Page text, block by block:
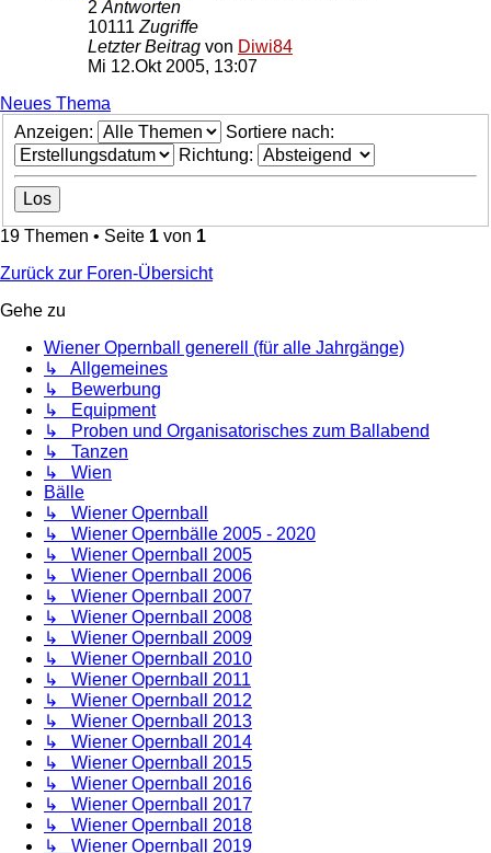
2 Antworten
10111 Zugriffe
Letzter Beitrag von Diwi84
Mi 12.Okt 2005, 13:07
Neues Thema
Anzeigen:
Sortiere nach:
Richtung:
19 Themen • Seite 1 von 1
Zurück zur Foren-Übersicht
Gehe zu
Wiener Opernball generell (für alle Jahrgänge)
↳ Allgemeines
↳ Bewerbung
↳ Equipment
↳ Proben und Organisatorisches zum Ballabend
↳ Tanzen
↳ Wien
Bälle
↳ Wiener Opernball
↳ Wiener Opernbälle 2005 - 2020
↳ Wiener Opernball 2005
↳ Wiener Opernball 2006
↳ Wiener Opernball 2007
↳ Wiener Opernball 2008
↳ Wiener Opernball 2009
↳ Wiener Opernball 2010
↳ Wiener Opernball 2011
↳ Wiener Opernball 2012
↳ Wiener Opernball 2013
↳ Wiener Opernball 2014
↳ Wiener Opernball 2015
↳ Wiener Opernball 2016
↳ Wiener Opernball 2017
↳ Wiener Opernball 2018
↳ Wiener Opernball 2019